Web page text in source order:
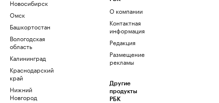
Новосибирск
Омск
Башкортостан
Вологодская
область
Калининград
Краснодарский
край
Нижний
Новгород
О компании
Контактная
информация
Редакция
Размещение
рекламы
Другие
продукты
РБК